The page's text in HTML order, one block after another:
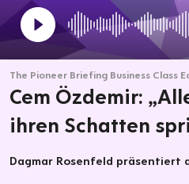
The Pioneer Briefing Business Class
Cem Özdemir:
ihren Schatten
Dagmar Rosenfeld präsentiert